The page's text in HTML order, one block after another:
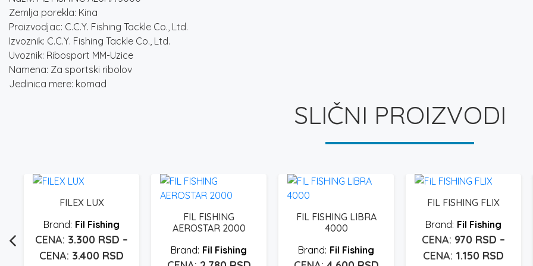
Zemlja porekla: Kina
Proizvodjac: C.C.Y. Fishing Tackle Co., Ltd.
Izvoznik: C.C.Y. Fishing Tackle Co., Ltd.
Uvoznik: Ribosport MM-Uzice
Namena: Za sportski ribolov
Jedinica mere: komad
SLIČNI PROIZVODI
FILEX LUX
Fil Fishing
3.300 RSD –
3.400 RSD
FIL FISHING
AEROSTAR 2000
Fil Fishing
FIL FISHING LIBRA
4000
Fil Fishing
FIL FISHING FLIX
Fil Fishing
970 RSD –
1.150 RSD